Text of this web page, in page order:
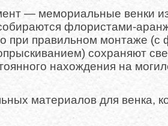
— мемориальные венки
флористами-
при правильном монтаже (с
сохраняют
нахождения на
материалов для венка,